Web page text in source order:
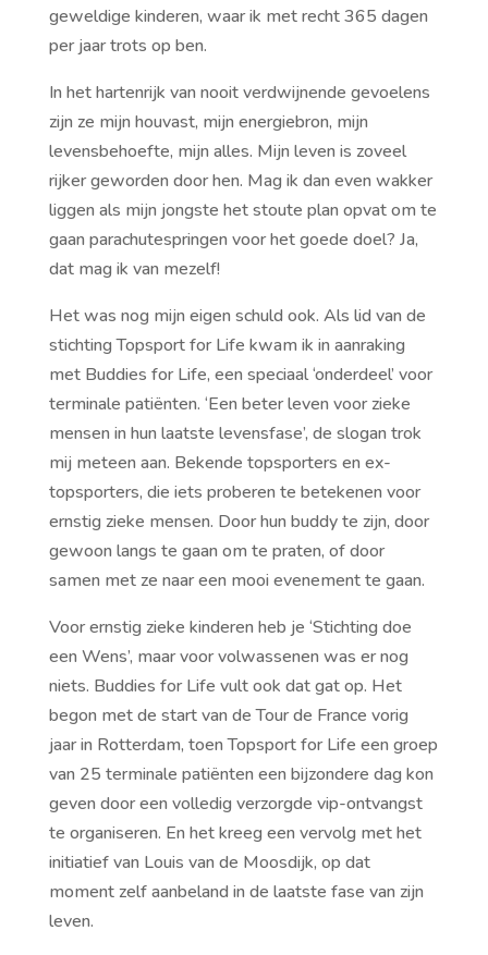
geweldige kinderen, waar ik met recht 365 dagen
per jaar trots op ben.
In het hartenrijk van nooit verdwijnende gevoelens
zijn ze mijn houvast, mijn energiebron, mijn
levensbehoefte, mijn alles. Mijn leven is zoveel
rijker geworden door hen. Mag ik dan even wakker
liggen als mijn jongste het stoute plan opvat om te
gaan parachutespringen voor het goede doel? Ja,
dat mag ik van mezelf!
Het was nog mijn eigen schuld ook. Als lid van de
stichting Topsport for Life kwam ik in aanraking
met Buddies for Life, een speciaal ‘onderdeel’ voor
terminale patiënten. ‘Een beter leven voor zieke
mensen in hun laatste levensfase’, de slogan trok
mij meteen aan. Bekende topsporters en ex-
topsporters, die iets proberen te betekenen voor
ernstig zieke mensen. Door hun buddy te zijn, door
gewoon langs te gaan om te praten, of door
samen met ze naar een mooi evenement te gaan.
Voor ernstig zieke kinderen heb je ‘Stichting doe
een Wens’, maar voor volwassenen was er nog
niets. Buddies for Life vult ook dat gat op. Het
begon met de start van de Tour de France vorig
jaar in Rotterdam, toen Topsport for Life een groep
van 25 terminale patiënten een bijzondere dag kon
geven door een volledig verzorgde vip-ontvangst
te organiseren. En het kreeg een vervolg met het
initiatief van Louis van de Moosdijk, op dat
moment zelf aanbeland in de laatste fase van zijn
leven.